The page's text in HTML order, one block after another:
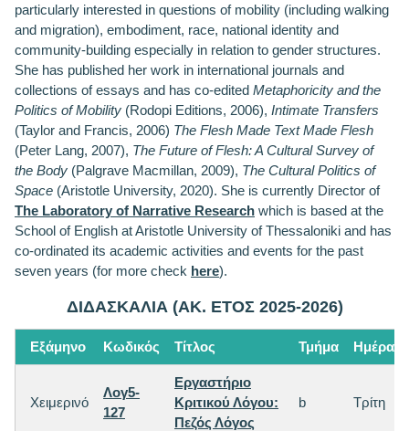
particularly interested in questions of mobility (including walking
and migration), embodiment, race, national identity and
community-building especially in relation to gender structures.
She has published her work in international journals and
collections of essays and has co-edited Metaphoricity and the
Politics of Mobility (Rodopi Editions, 2006), Intimate Transfers
(Taylor and Francis, 2006) The Flesh Made Text Made Flesh
(Peter Lang, 2007), The Future of Flesh: A Cultural Survey of
the Body (Palgrave Macmillan, 2009), The Cultural Politics of
Space (Aristotle University, 2020). She is currently Director of
The Laboratory of Narrative Research which is based at the
School of English at Aristotle University of Thessaloniki and has
co-ordinated its academic activities and events for the past
seven years (for more check here).
ΔΙΔΑΣΚΑΛΙΑ (ΑΚ. ΕΤΟΣ 2025-2026)
Εξάμηνο Κωδικός Τίτλος Τμήμα Ημέρα
Χειμερινό
Λογ5-
127
Εργαστήριο
Κριτικού Λόγου:
Πεζός Λόγος
b Τρίτη